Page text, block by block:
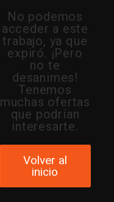
No podemos
acceder a este
trabajo, ya que
expiró. ¡Pero
no te
desanimes!
Tenemos
muchas ofertas
que podrían
interesarte.
Volver al
inicio